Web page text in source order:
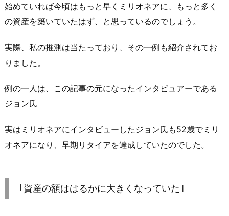
始めていれば今頃はもっと早くミリオネアに、もっと多く
の資産を築いていたはず、と思っているのでしょう。
実際、私の推測は当たっており、その一例も紹介されてお
りました。
例の一人は、この記事の元になったインタビュアーである
ジョン氏
実はミリオネアにインタビューしたジョン氏も52歳でミリ
オネアになり、早期リタイアを達成していたのでした。
｢資産の額ははるかに大きくなっていた｣